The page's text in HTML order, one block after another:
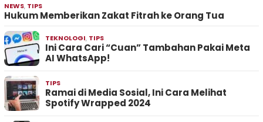
NEWS, TIPS
Hukum Memberikan Zakat Fitrah ke Orang Tua
TEKNOLOGI, TIPS
Ini Cara Cari “Cuan” Tambahan Pakai Meta
AI WhatsApp!
TIPS
Ramai di Media Sosial, Ini Cara Melihat
Spotify Wrapped 2024